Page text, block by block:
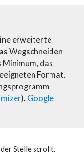
erweiterte
Wegschneiden
das
Format.
). Google
Stelle scrollt.